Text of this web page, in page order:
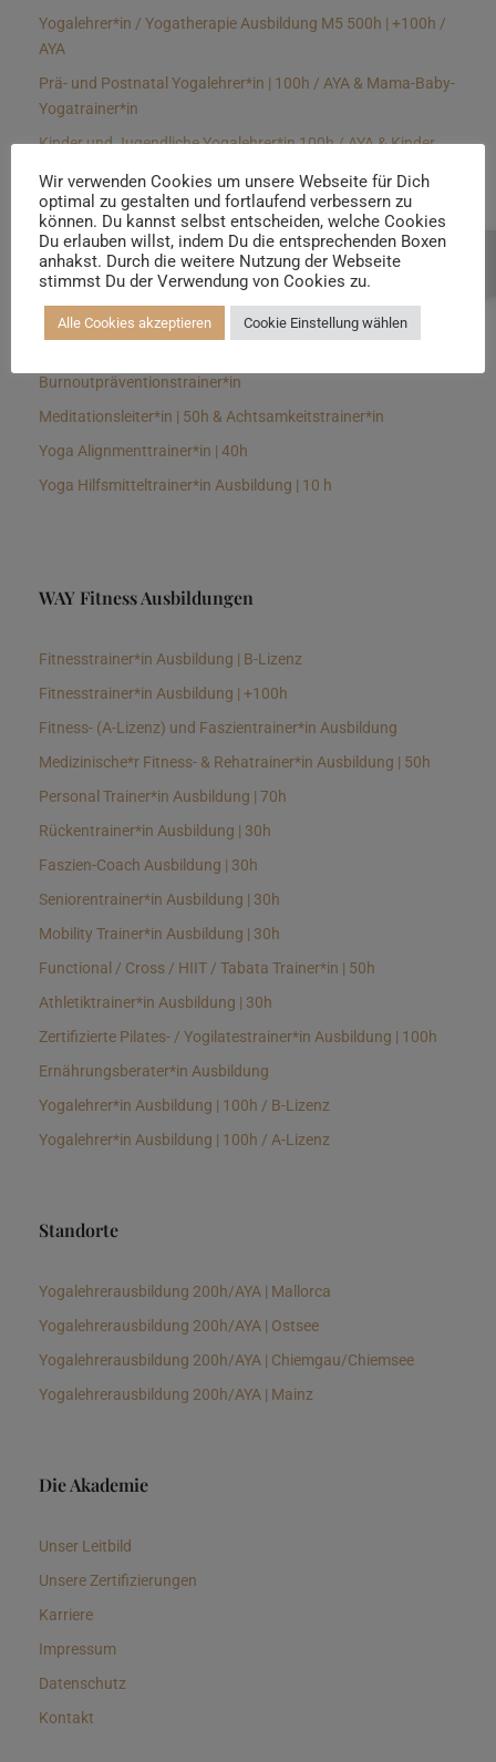
Yogalehrer*in / Yogatherapie Ausbildung M5 500h | +100h /
AYA
Prä- und Postnatal Yogalehrer*in | 100h / AYA & Mama-Baby-
Yogatrainer*in
Kinder und Jugendliche Yogalehrer*in 100h / AYA & Kinder
Yin Yogalehrer*in | 100 h & Faszientrainer*in
Hormon Yogalehrer*in / Yogatherapeut*in &
Stressmanagementtrainer*in | 70h
Longevitytrainer*in
Burnoutpräventionstrainer*in
Meditationsleiter*in | 50h & Achtsamkeitstrainer*in
Yoga Alignmenttrainer*in | 40h
Yoga Hilfsmitteltrainer*in Ausbildung | 10 h
WAY Fitness Ausbildungen
Fitnesstrainer*in Ausbildung | B-Lizenz
Fitnesstrainer*in Ausbildung | +100h
Fitness- (A-Lizenz) und Faszientrainer*in Ausbildung
Medizinische*r Fitness- & Rehatrainer*in Ausbildung | 50h
Personal Trainer*in Ausbildung | 70h
Rückentrainer*in Ausbildung | 30h
Faszien-Coach Ausbildung | 30h
Seniorentrainer*in Ausbildung | 30h
Mobility Trainer*in Ausbildung | 30h
Functional / Cross / HIIT / Tabata Trainer*in | 50h
Athletiktrainer*in Ausbildung | 30h
Zertifizierte Pilates- / Yogilatestrainer*in Ausbildung | 100h
Ernährungsberater*in Ausbildung
Yogalehrer*in Ausbildung | 100h / B-Lizenz
Yogalehrer*in Ausbildung | 100h / A-Lizenz
Standorte
Yogalehrerausbildung 200h/AYA | Mallorca
Yogalehrerausbildung 200h/AYA | Ostsee
Yogalehrerausbildung 200h/AYA | Chiemgau/Chiemsee
Yogalehrerausbildung 200h/AYA | Mainz
Die Akademie
Unser Leitbild
Unsere Zertifizierungen
Karriere
Impressum
Datenschutz
Kontakt
Wir verwenden Cookies um unsere Webseite für Dich
optimal zu gestalten und fortlaufend verbessern zu
können. Du kannst selbst entscheiden, welche Cookies
Du erlauben willst, indem Du die entsprechenden Boxen
anhakst. Durch die weitere Nutzung der Webseite
stimmst Du der Verwendung von Cookies zu.
Alle Cookies akzeptieren Cookie Einstellung wählen
Beratung buchen